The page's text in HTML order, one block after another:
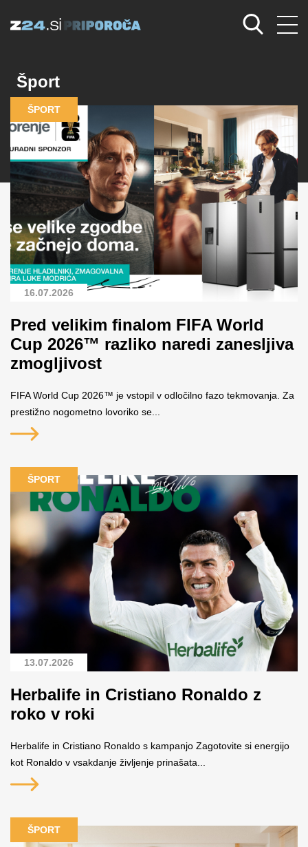
Šport
ŠPORT
16.07.2026
Pred velikim finalom FIFA World
Cup 2026™ razliko naredi zanesljiva
zmogljivost
FIFA World Cup 2026™ je vstopil v odločilno fazo tekmovanja. Za
prestižno nogometno lovoriko se...
ŠPORT
13.07.2026
Herbalife in Cristiano Ronaldo z
roko v roki
Herbalife in Cristiano Ronaldo s kampanjo Zagotovite si energijo
kot Ronaldo v vsakdanje življenje prinašata...
ŠPORT